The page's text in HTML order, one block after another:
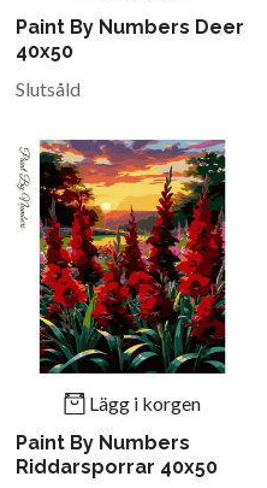
Paint By Numbers Deer
40x50
Slutsåld
Lägg i korgen
Paint By Numbers
Riddarsporrar 40x50